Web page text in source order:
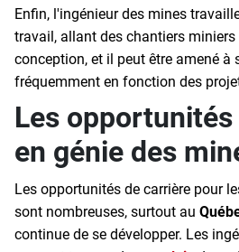
Enfin, l'ingénieur des mines
travail, allant des chantiers miniers
conception, et il peut être amené à
fréquemment en fonction des
Les
en génie des
Les opportunités de carrière pour
sont nombreuses, surtout au
continue de se développer. Les